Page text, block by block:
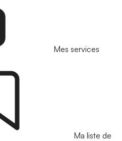
Mes services
Ma liste de